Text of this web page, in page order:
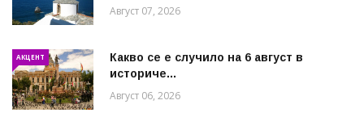
Август 07, 2026
АКЦЕНТ
Какво се е случило на 6 август в
историче...
Август 06, 2026